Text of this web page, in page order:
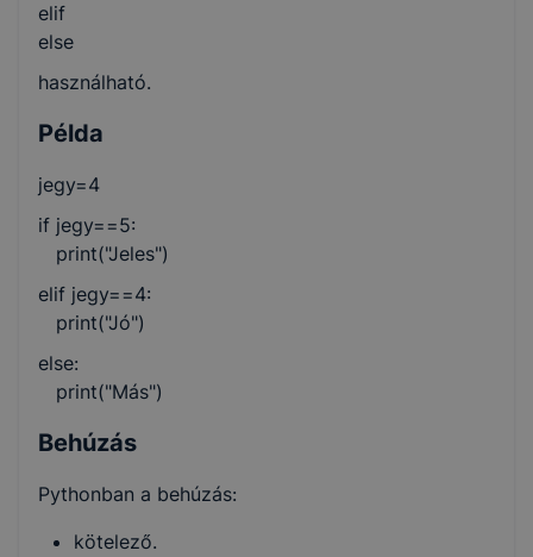
elif
else
használható.
Példa
jegy=4
if jegy==5:
print("Jeles")
elif jegy==4:
print("Jó")
else:
print("Más")
Behúzás
Pythonban a behúzás:
kötelező.